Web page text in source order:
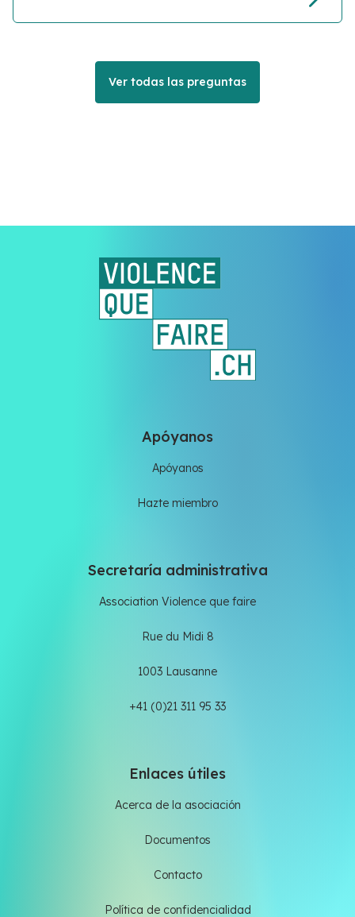
Ver todas las preguntas
Apóyanos
Apóyanos
Hazte miembro
Secretaría administrativa
Association Violence que faire
Rue du Midi 8
1003 Lausanne
+41 (0)21 311 95 33
Enlaces útiles
Acerca de la asociación
Documentos
Contacto
Política de confidencialidad